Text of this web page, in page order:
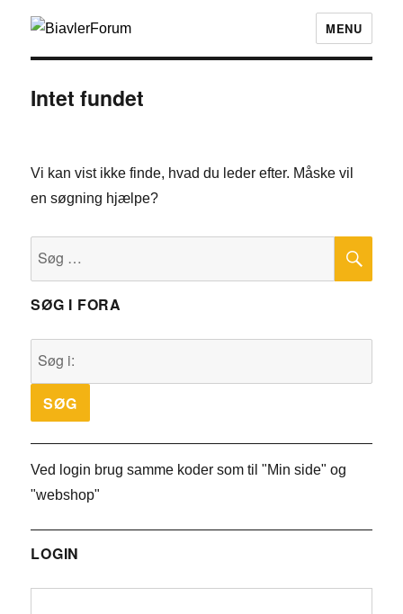
MENU
Intet fundet
Vi kan vist ikke finde, hvad du leder efter. Måske vil
en søgning hjælpe?
SØG I FORA
Ved login brug samme koder som til "Min side" og
"webshop"
LOGIN